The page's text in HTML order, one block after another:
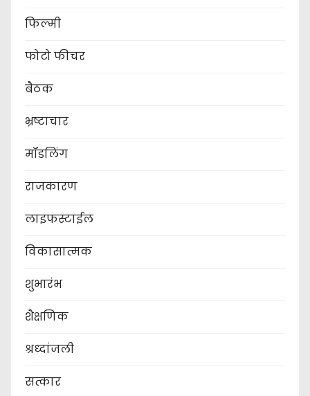
फिल्मी
फोटो फीचर
बैठक
भ्रष्टाचार
मॉडलिंग
राजकारण
लाइफस्टाईल
विकासात्मक
शुभारंभ
शैक्षणिक
श्रध्दांजली
सत्कार